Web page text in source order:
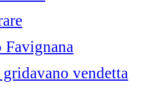
Favignana
vendetta